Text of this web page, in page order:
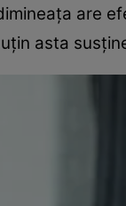
are
asta